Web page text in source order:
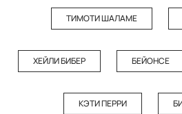
ТИМОТИ ШАЛАМЕ
ХЕЙЛИ БИБЕР БЕЙОНСЕ
КЭТИ ПЕРРИ